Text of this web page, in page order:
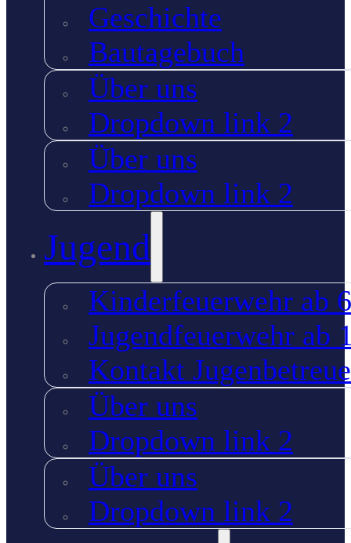
Geschichte
Bautagebuch
Über uns
Dropdown link 2
Über uns
Dropdown link 2
Jugend
Kinderfeuerwehr ab
Jugendfeuerwehr ab
Kontakt
Über uns
Dropdown link 2
Über uns
Dropdown link 2